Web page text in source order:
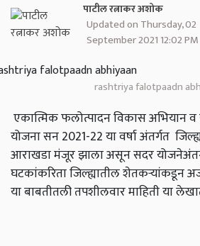
पाटील रत्नाकर अशोक
Updated on Thursday, 02
September 2021 12:02 PM
rashtriya falotpaadn
एकात्मिक फलोत्पादन विकास अभियान व
योजना सन 2021-22 या वर्षा अंतर्गत
आराखडा मंजूर झाला असून सदर
घटकांकरिता जिल्ह्यातील शेतकऱ्यांकडून
या बाबतीतली तपशीलवार माहिती या